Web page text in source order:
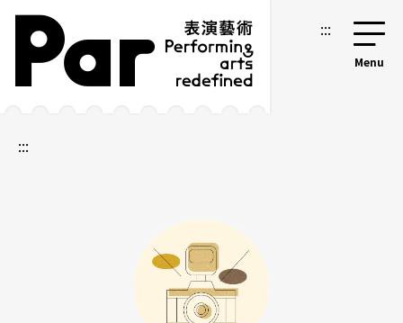
跳到主要内容区块
网站导览 :::
:::